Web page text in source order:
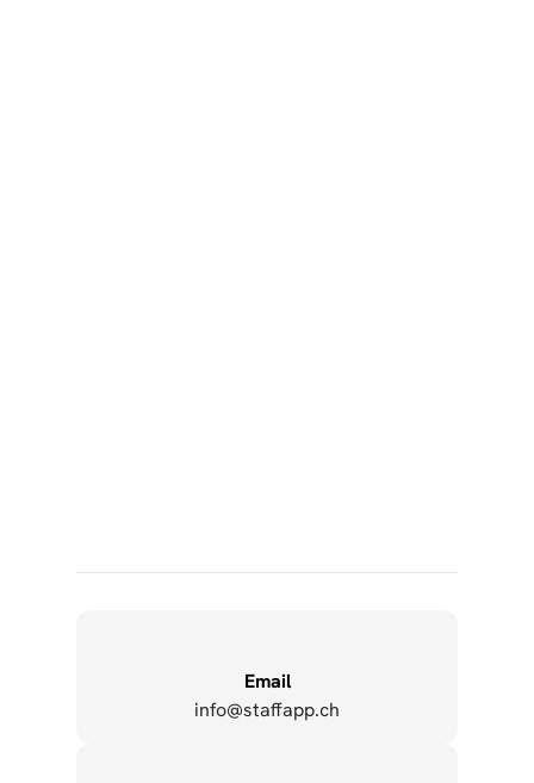
In die Zwischenablage kopiere
Email
info@staffapp.ch